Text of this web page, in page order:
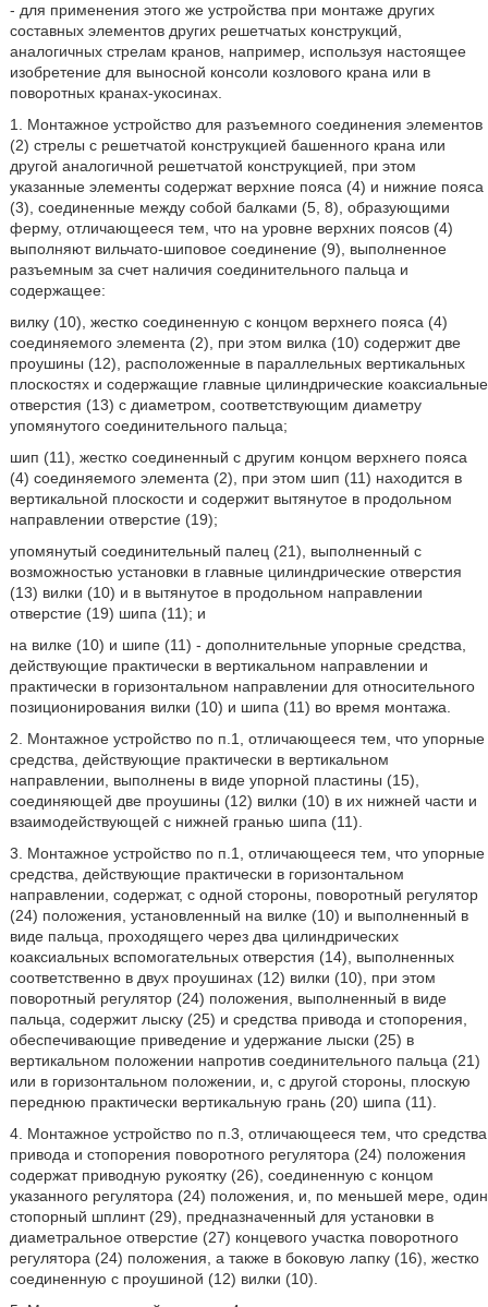
- для применения этого же устройства при монтаже других
составных элементов других решетчатых конструкций,
аналогичных стрелам кранов, например, используя настоящее
изобретение для выносной консоли козлового крана или в
поворотных кранах-укосинах.
1. Монтажное устройство для разъемного соединения элементов
(2) стрелы с решетчатой конструкцией башенного крана или
другой аналогичной решетчатой конструкцией, при этом
указанные элементы содержат верхние пояса (4) и нижние пояса
(3), соединенные между собой балками (5, 8), образующими
ферму, отличающееся тем, что на уровне верхних поясов (4)
выполняют вильчато-шиповое соединение (9), выполненное
разъемным за счет наличия соединительного пальца и
содержащее:
вилку (10), жестко соединенную с концом верхнего пояса (4)
соединяемого элемента (2), при этом вилка (10) содержит две
проушины (12), расположенные в параллельных вертикальных
плоскостях и содержащие главные цилиндрические коаксиальные
отверстия (13) с диаметром, соответствующим диаметру
упомянутого соединительного пальца;
шип (11), жестко соединенный с другим концом верхнего пояса
(4) соединяемого элемента (2), при этом шип (11) находится в
вертикальной плоскости и содержит вытянутое в продольном
направлении отверстие (19);
упомянутый соединительный палец (21), выполненный с
возможностью установки в главные цилиндрические отверстия
(13) вилки (10) и в вытянутое в продольном направлении
отверстие (19) шипа (11); и
на вилке (10) и шипе (11) - дополнительные упорные средства,
действующие практически в вертикальном направлении и
практически в горизонтальном направлении для относительного
позиционирования вилки (10) и шипа (11) во время монтажа.
2. Монтажное устройство по п.1, отличающееся тем, что упорные
средства, действующие практически в вертикальном
направлении, выполнены в виде упорной пластины (15),
соединяющей две проушины (12) вилки (10) в их нижней части и
взаимодействующей с нижней гранью шипа (11).
3. Монтажное устройство по п.1, отличающееся тем, что упорные
средства, действующие практически в горизонтальном
направлении, содержат, с одной стороны, поворотный регулятор
(24) положения, установленный на вилке (10) и выполненный в
виде пальца, проходящего через два цилиндрических
коаксиальных вспомогательных отверстия (14), выполненных
соответственно в двух проушинах (12) вилки (10), при этом
поворотный регулятор (24) положения, выполненный в виде
пальца, содержит лыску (25) и средства привода и стопорения,
обеспечивающие приведение и удержание лыски (25) в
вертикальном положении напротив соединительного пальца (21)
или в горизонтальном положении, и, с другой стороны, плоскую
переднюю практически вертикальную грань (20) шипа (11).
4. Монтажное устройство по п.3, отличающееся тем, что средства
привода и стопорения поворотного регулятора (24) положения
содержат приводную рукоятку (26), соединенную с концом
указанного регулятора (24) положения, и, по меньшей мере, один
стопорный шплинт (29), предназначенный для установки в
диаметральное отверстие (27) концевого участка поворотного
регулятора (24) положения, а также в боковую лапку (16), жестко
соединенную с проушиной (12) вилки (10).